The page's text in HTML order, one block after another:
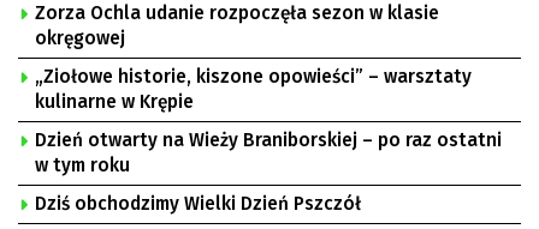
Zorza Ochla udanie rozpoczęła sezon w klasie
okręgowej
„Ziołowe historie, kiszone opowieści” – warsztaty
kulinarne w Krępie
Dzień otwarty na Wieży Braniborskiej – po raz ostatni
w tym roku
Dziś obchodzimy Wielki Dzień Pszczół